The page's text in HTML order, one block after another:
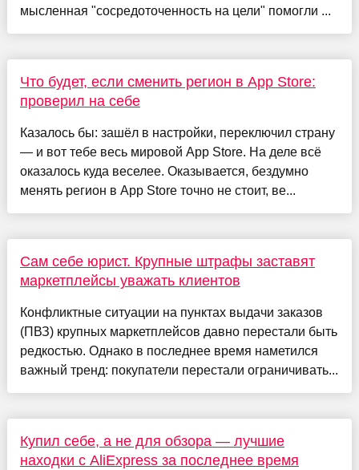
мысленная "сосредоточенность на цели" помогли ...
Что будет, если сменить регион в App Store:
проверил на себе
Казалось бы: зашёл в настройки, переключил страну
— и вот тебе весь мировой App Store. На деле всё
оказалось куда веселее. Оказывается, бездумно
менять регион в App Store точно не стоит, ве...
Сам себе юрист. Крупные штрафы заставят
маркетплейсы уважать клиентов
Конфликтные ситуации на пунктах выдачи заказов
(ПВЗ) крупных маркетплейсов давно перестали быть
редкостью. Однако в последнее время наметился
важный тренд: покупатели перестали ограничивать...
Купил себе, а не для обзора — лучшие
находки с AliExpress за последнее время